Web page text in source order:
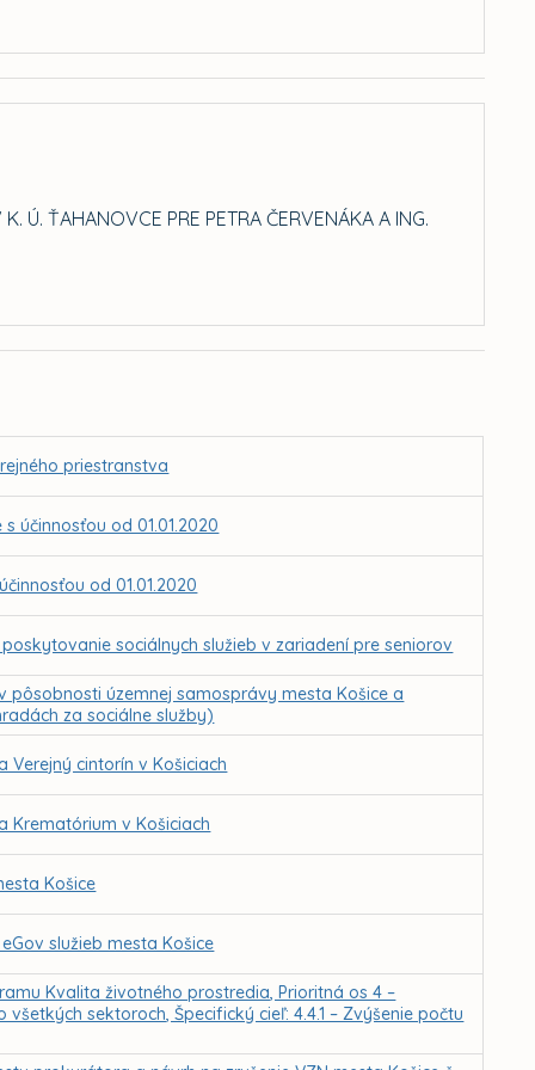
Ú. ŤAHANOVCE PRE PETRA ČERVENÁKA A ING.
priestranstva
účinnosťou od 01.01.2020
od 01.01.2020
sociálnych služieb v zariadení pre seniorov
pôsobnosti územnej samosprávy mesta Košice a
za sociálne služby)
cintorín v Košiciach
Krematórium v Košiciach
Košice
služieb mesta Košice
Kvalita životného prostredia, Prioritná os 4 –
sektoroch, Špecifický cieľ: 4.4.1 – Zvýšenie počtu